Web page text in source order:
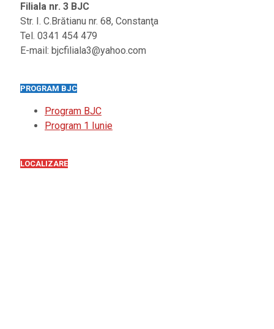
Filiala nr. 3 BJC
Str. I. C.Brătianu nr. 68, Constanţa
Tel. 0341 454 479
E-mail: bjcfiliala3@yahoo.com
PROGRAM BJC
Program BJC
Program 1 Iunie
LOCALIZARE